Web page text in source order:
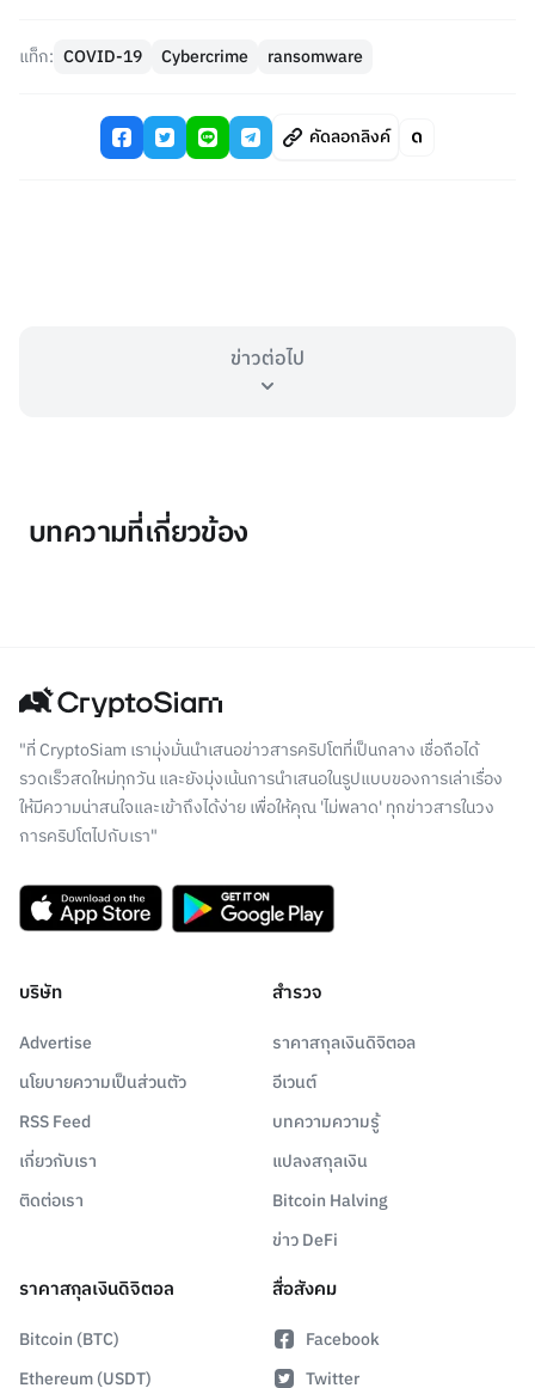
แท็ก: COVID-19 Cybercrime ransomware
คัดลอกลิงค์
ข่าวต่อไป
บทความที่เกี่ยวข้อง
"ที่ CryptoSiam เรามุ่งมั่นนำเสนอข่าวสารคริปโตที่เป็นกลาง เชื่อถือได้
รวดเร็วสดใหม่ทุกวัน และยังมุ่งเน้นการนำเสนอในรูปแบบของการเล่าเรื่อง
ให้มีความน่าสนใจและเข้าถึงได้ง่าย เพื่อให้คุณ 'ไม่พลาด' ทุกข่าวสารในวง
การคริปโตไปกับเรา"
บริษัท
Advertise
นโยบายความเป็นส่วนตัว
RSS Feed
เกี่ยวกับเรา
ติดต่อเรา
สำรวจ
ราคาสกุลเงินดิจิตอล
อีเวนต์
บทความความรู้
แปลงสกุลเงิน
Bitcoin Halving
ข่าว DeFi
ราคาสกุลเงินดิจิตอล
Bitcoin (BTC)
Ethereum (USDT)
สื่อสังคม
Facebook
Twitter